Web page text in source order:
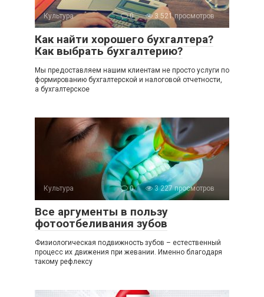
Культура 0 3 521 просмотров
Как найти хорошего бухгалтера?
Как выбрать бухгалтерию?
Мы предоставляем нашим клиентам не просто услуги по
формированию бухгалтерской и налоговой отчетности,
а бухгалтерское
Культура 0 3 227 просмотров
Все аргументы в пользу
фотоотбеливания зубов
Физиологическая подвижность зубов – естественный
процесс их движения при жевании. Именно благодаря
такому рефлексу